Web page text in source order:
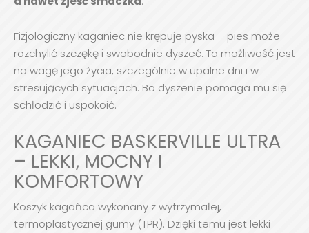
Fizjologiczny kaganiec nie krępuje pyska – pies może
rozchylić szczękę i swobodnie dyszeć. Ta możliwość jest
na wagę jego życia, szczególnie w upalne dni i w
stresujących sytuacjach. Bo dyszenie pomaga mu się
schłodzić i uspokoić.
KAGANIEC BASKERVILLE ULTRA
– LEKKI, MOCNY I
KOMFORTOWY
Koszyk kagańca wykonany z wytrzymałej,
termoplastycznej gumy (TPR). Dzięki temu jest lekki